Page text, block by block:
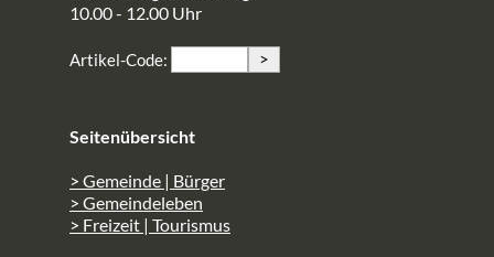
10.00 - 12.00 Uhr
Artikel-Code: >
Seitenübersicht
> Gemeinde | Bürger
> Gemeindeleben
> Freizeit | Tourismus